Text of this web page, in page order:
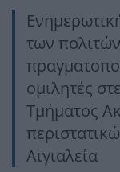
των
ομιλητές
Τμήματος
Αιγιαλεία